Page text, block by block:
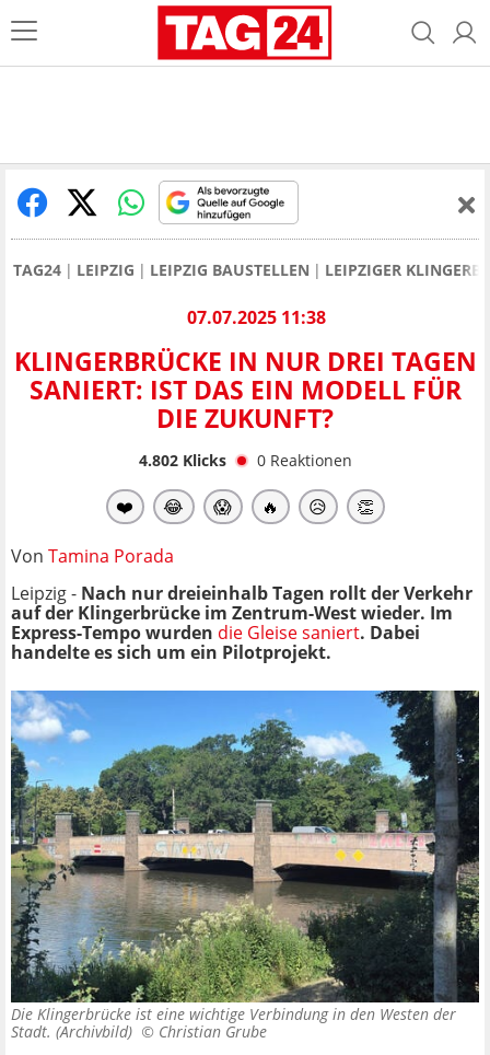
TAG24 LEIPZIG LEIPZIG BAUSTELLEN LEIPZIGER
07.07.2025 11:38
KLINGERBRÜCKE IN NUR DREI TAGEN
SANIERT: IST DAS EIN MODELL FÜR
DIE ZUKUNFT?
4.802Klicks 0 Reaktionen
❤️ 😂 😱 🔥 😥 👏
Von Tamina Porada
Leipzig - Nach nur dreieinhalb Tagen rollt der Verkehr
auf der Klingerbrücke im Zentrum-West wieder. Im
Express-Tempo wurden die Gleise saniert. Dabei
handelte es sich um ein Pilotprojekt.
Die Klingerbrücke ist eine wichtige Verbindung in den Westen der
Stadt. (Archivbild) © Christian Grube